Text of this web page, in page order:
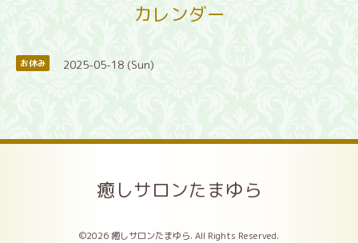
カレンダー
お休み 2025-05-18 (Sun)
癒しサロンたまゆら
©2026癒しサロンたまゆら. All Rights Reserved.